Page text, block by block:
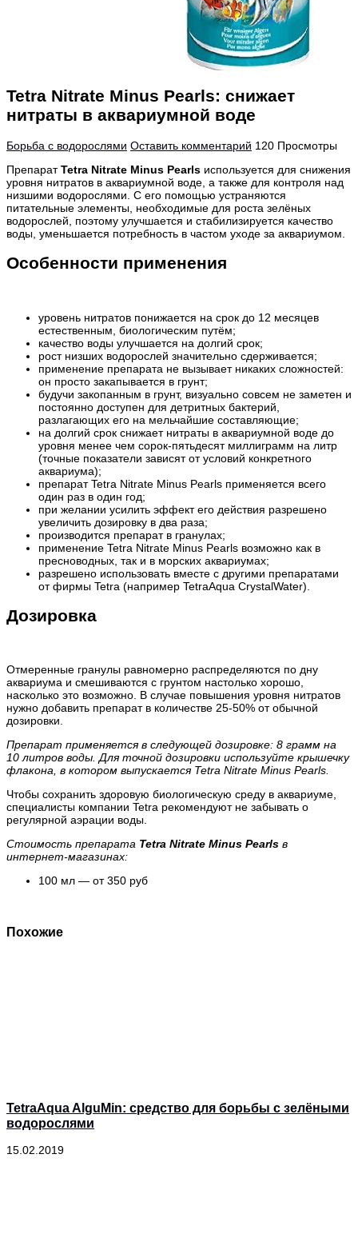
Tetra Nitrate Minus Pearls: снижает
нитраты в аквариумной воде
Борьба с водорослями Оставить комментарий 120 Просмотры
ПрепаратTetra Nitrate Minus Pearls используется для снижения
уровня нитратов в аквариумной воде, а также для контроля над
низшими водорослями. С его помощью устраняются
питательные элементы, необходимые для роста зелёных
водорослей, поэтому улучшается и стабилизируется качество
воды, уменьшается потребность в частом уходе за аквариумом.
Особенности применения
уровень нитратов понижается на срок до 12 месяцев
естественным, биологическим путём;
качество воды улучшается на долгий срок;
рост низших водорослей значительно сдерживается;
применение препарата не вызывает никаких сложностей:
он просто закапывается в грунт;
будучи закопанным в грунт, визуально совсем не заметен и
постоянно доступен для детритных бактерий,
разлагающих его на мельчайшие составляющие;
на долгий срок снижает нитраты в аквариумной воде до
уровня менее чем сорок-пятьдесят миллиграмм на литр
(точные показатели зависят от условий конкретного
аквариума);
препарат Tetra Nitrate Minus Pearls применяется всего
один раз в один год;
при желании усилить эффект его действия разрешено
увеличить дозировку в два раза;
производится препарат в гранулах;
применение Tetra Nitrate Minus Pearls возможно как в
пресноводных, так и в морских аквариумах;
разрешено использовать вместе с другими препаратами
от фирмы Tetra (например TetraAqua CrystalWater).
Дозировка
Отмеренные гранулы равномерно распределяются по дну
аквариума и смешиваются с грунтом настолько хорошо,
насколько это возможно. В случае повышения уровня нитратов
нужно добавить препарат в количестве 25-50% от обычной
дозировки.
Препарат применяется в следующей дозировке: 8 грамм на
10 литров воды. Для точной дозировки используйте крышечку
флакона, в котором выпускается Tetra Nitrate Minus Pearls.
Чтобы сохранить здоровую биологическую среду в аквариуме,
специалисты компании Tetra рекомендуют не забывать о
регулярной аэрации воды.
Стоимость препарата Tetra Nitrate Minus Pearls в
интернет-магазинах:
100 мл — от 350 руб
Похожие
TetraAqua AlguMin: средство для борьбы с зелёными
водорослями
15.02.2019